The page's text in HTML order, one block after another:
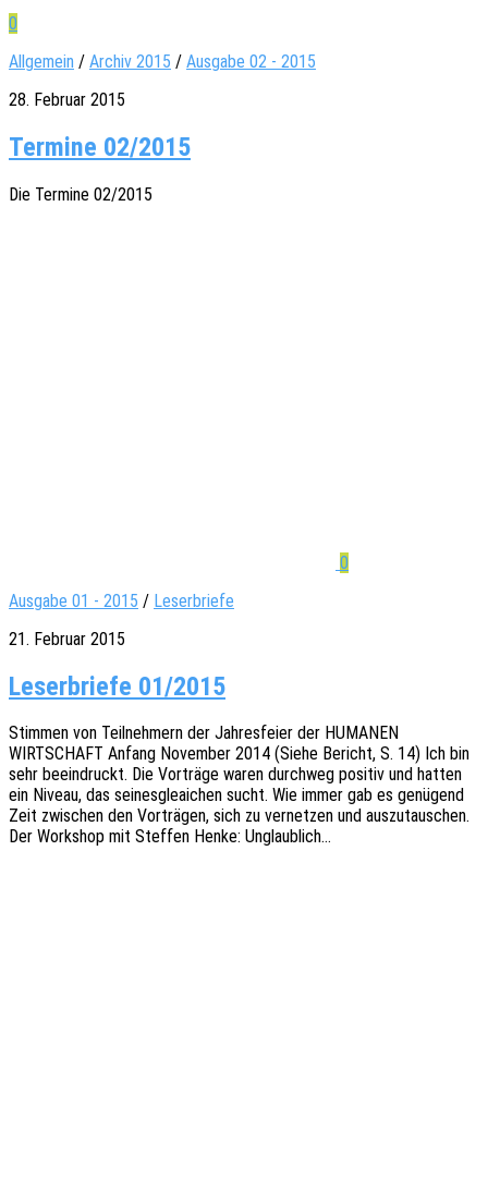
0
Allgemein / Archiv 2015 / Ausgabe 02 - 2015
28. Februar 2015
Termine 02/2015
Die Termi­ne 02/2015
0
Ausgabe 01 - 2015 / Leserbriefe
21. Februar 2015
Leserbriefe 01/2015
Stim­men von Teil­neh­mern der Jahres­fei­er der HUMANEN
WIRTSCHAFT Anfang Novem­ber 2014 (Siehe Bericht, S. 14) Ich bin
sehr beein­druckt. Die Vorträ­ge waren durch­weg posi­tiv und hatten
ein Niveau, das seines­gle­ai­chen sucht. Wie immer gab es genü­gend
Zeit zwischen den Vorträ­gen, sich zu vernet­zen und auszu­tau­schen.
Der Work­shop mit Stef­fen Henke: Unglaublich…